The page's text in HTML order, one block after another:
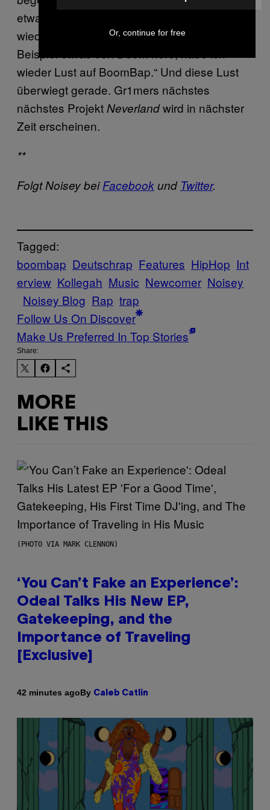
etwas von
wieder Lust auf Trap. Wenn ich aber zum
Beispiel etwas von Doom höre, habe ich
wieder Lust auf BoomBap.“ Und diese Lust
überwiegt gerade. Gr1mers nächstes
nächstes ProjektNeverlandwird in nächster
Zeit erscheinen.
**
Folgt Noisey beiFacebookund Twitter.
Tagged:
boombap Deutschrap Features HipHop Int
erview Kollegah Music Newcomer Noisey
Noisey Blog Rap trap
Follow Us On Discover
Make Us Preferred In Top Stories
Share:
MORE
LIKE THIS
(PHOTO VIA MARK CLENNON)
‘You Can’t Fake an Experience’:
Odeal Talks His New EP,
Gatekeeping, and the
Importance of Traveling
[Exclusive]
42 minutes agoBy Caleb Catlin
Or, continue for free